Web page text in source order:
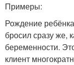
Примеры:
Рождение
бросил сразу же,
беременности.
клиент